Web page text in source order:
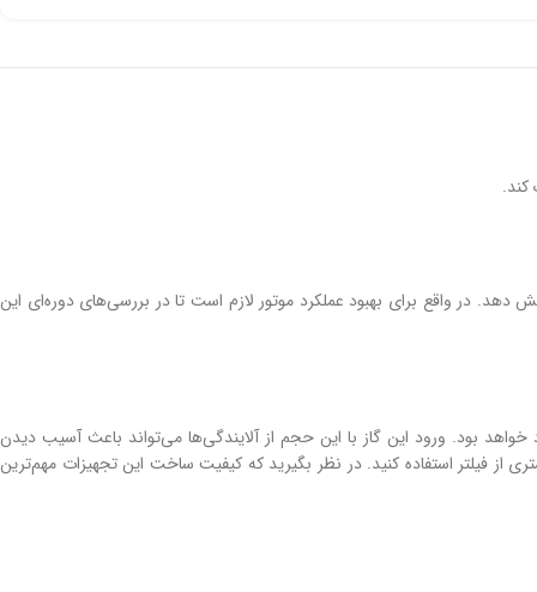
کند.
از پیمایش هر ۱۰ هزار کیلومتر فیلترها را تعویض کنید. تأخیر در تعویض این قطعات می‌تواند مصرف سوخت شما را تا ۲۵ درصد افزایش دهد. در واقع برای بهبود عملکرد موتور لازم است تا در بررسی‌های دوره‌ای این
بود. ورود این گاز با این حجم از آلایندگی‌ها می‌تواند باعث آسیب دیدن
از فیلتر استفاده کنید. در نظر بگیرید که کیفیت ساخت این تجهیزات مهم‌ترین